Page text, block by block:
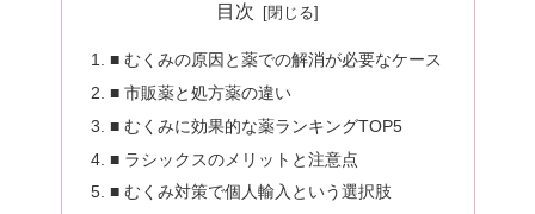
目次
■ むくみの原因と薬での解消が必要なケース
■ 市販薬と処方薬の違い
■ むくみに効果的な薬ランキングTOP5
■ ラシックスのメリットと注意点
■ むくみ対策で個人輸入という選択肢